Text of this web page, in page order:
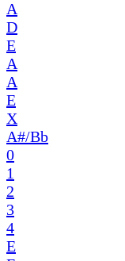
A
D
E
A
A
E
X
A#/Bb
0
1
2
3
4
E